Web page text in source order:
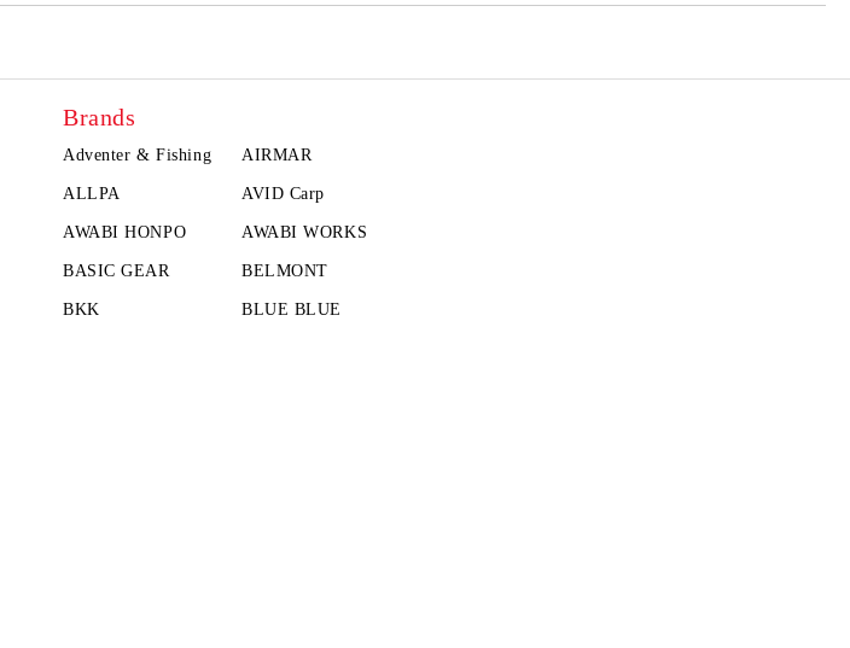
Brands
Adventer & Fishing AIRMAR
ALLPA AVID Carp
AWABI HONPO AWABI WORKS
BASIC GEAR BELMONT
BKK BLUE BLUE